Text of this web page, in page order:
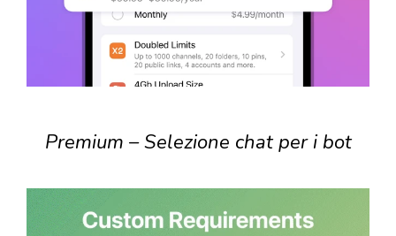
Premium – Selezione chat per i bot